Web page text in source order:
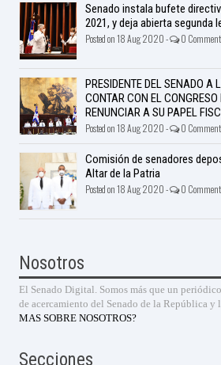
Senado instala bufete
2021, y deja abierta segunda
Posted on 18 Aug 2020 - 0
PRESIDENTE DEL SENADO A
CONTAR CON EL
RENUNCIAR A SU PAPEL
Posted on 18 Aug 2020 - 0
Comisión de senadores
Altar de la Patria
Posted on 18 Aug 2020 - 0
Nosotros
El Senado Digital. Somos más que un
de acercamiento del Senado de la República y
MAS SOBRE NOSOTROS?
Secciones